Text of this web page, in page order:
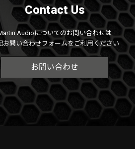
Contact Us
Audioについてのお問い合わせは
お問い合わせフォームをご利用ください
お問い合わせ